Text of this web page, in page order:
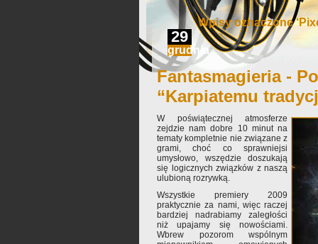
Wpisy oznaczone
29
grudnia
Fantasmagieria -
“Karpiatemu
W poświątecznej atmosferze
zejdzie nam dobre 10 minut na
tematy kompletnie nie związane z
grami, choć co sprawniejsi
umysłowo, wszędzie doszukają
się logicznych związków z naszą
ulubioną rozrywką.
Wszystkie premiery 2009
praktycznie za nami, więc raczej
bardziej nadrabiamy zaległości
niż upajamy się nowościami.
Wbrew pozorom wspólnym